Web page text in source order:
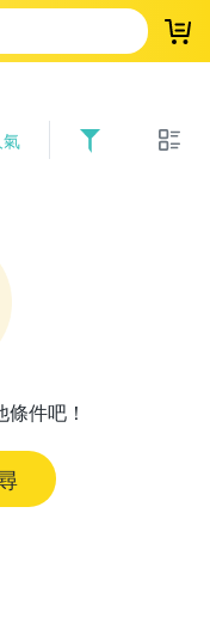
登
件吧！